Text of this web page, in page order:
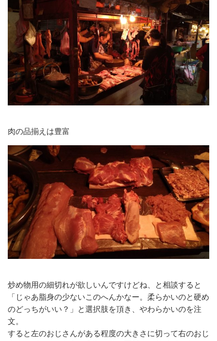
肉の品揃えは豊富
炒め物用の細切れが欲しいんですけどね、と相談すると
「じゃあ脂身の少ないこのへんかなー。柔らかいのと硬め
のどっちがいい？」と選択肢を頂き、やわらかいのを注
文。
すると左のおじさんがある程度の大きさに切って右のおじ